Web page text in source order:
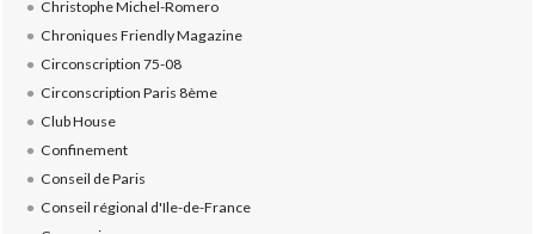
Christophe Michel-Romero
Chroniques Friendly Magazine
Circonscription 75-08
Circonscription Paris 8ème
Club House
Confinement
Conseil de Paris
Conseil régional d'Ile-de-France